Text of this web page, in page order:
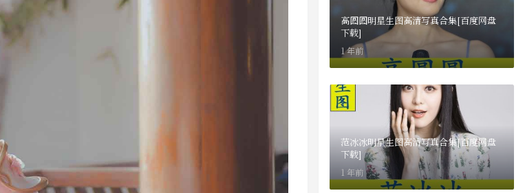
高圆圆明星生图高清写真合集[百度网盘
下载]
1 年前
范冰冰明星生图高清写真合集[百度网盘
下载]
1 年前